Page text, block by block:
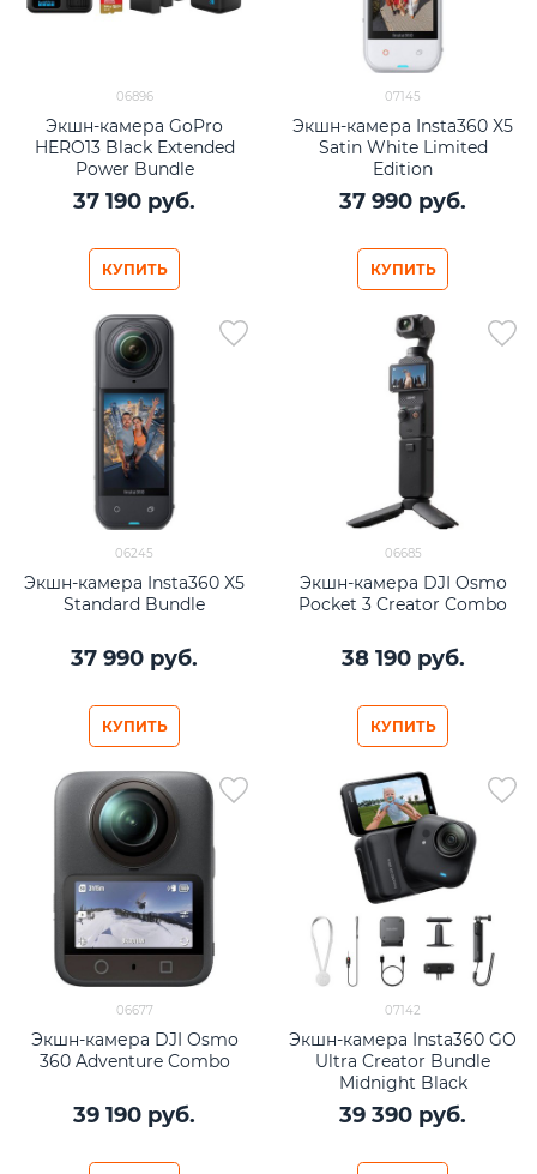
06896
Экшн-камера GoPro
HERO13 Black Extended
Power Bundle
37 190 руб.
КУПИТЬ
07145
Экшн-камера Insta360 X5
Satin White Limited
Edition
37 990 руб.
КУПИТЬ
06245
Экшн-камера Insta360 X5
Standard Bundle
37 990 руб.
КУПИТЬ
06685
Экшн-камера DJI Osmo
Pocket 3 Creator Combo
38 190 руб.
КУПИТЬ
06677
Экшн-камера DJI Osmo
360 Adventure Combo
39 190 руб.
07142
Экшн-камера Insta360 GO
Ultra Creator Bundle
Midnight Black
39 390 руб.